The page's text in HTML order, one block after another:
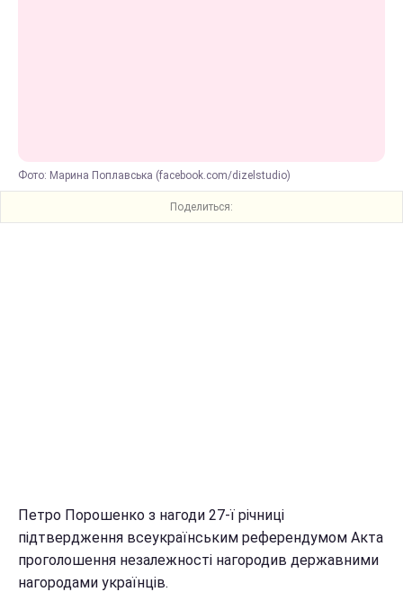
Фото: Марина Поплавська (facebook.com/dizelstudio)
Поделиться:
Петро Порошенко з нагоди 27-ї річниці
підтвердження всеукраїнським референдумом Акта
проголошення незалежності нагородив державними
нагородами українців.